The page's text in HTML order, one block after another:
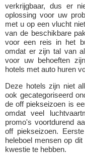
verkrijgbaar, dus er
oplossing voor uw
met u op een vlucht
van de beschikbare
voor een reis in het
omdat er zijn tal van
voor uw behoeften
hotels met auto huren
Deze hotels zijn niet
ook gecategoriseerd
de off piekseizoen is
omdat veel
promo's voortdurend
off piekseizoen.
heleboel mensen op
kwestie te hebben.